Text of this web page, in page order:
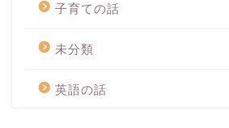
子育ての話
未分類
英語の話